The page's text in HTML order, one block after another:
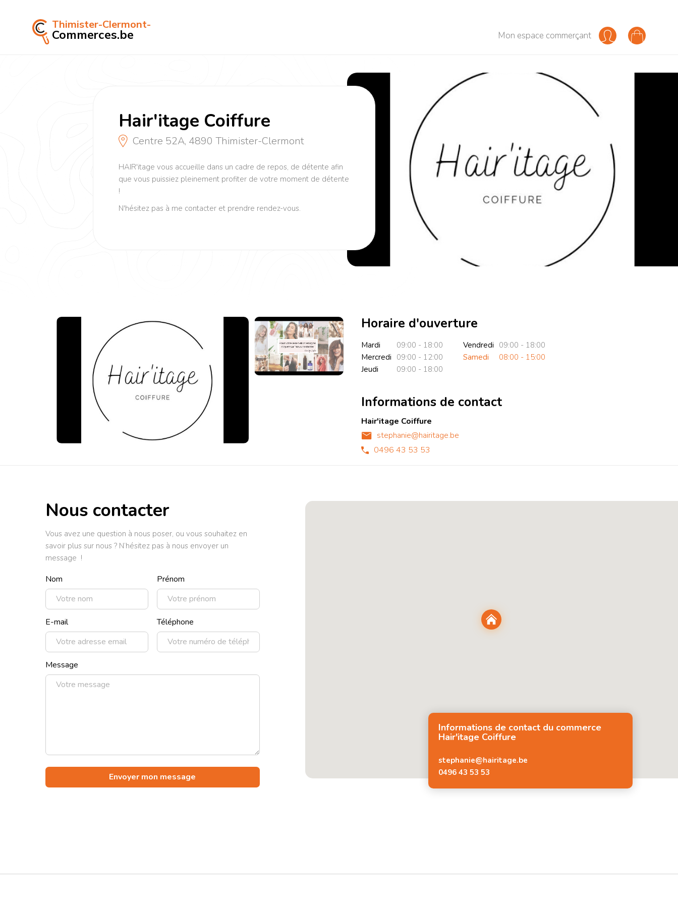
Thimister-Clermont-
Commerces.be Mon espace commerçant
Hair'itage Coiffure
Centre 52A, 4890 Thimister-Clermont
HAIR'itage vous accueille dans un cadre de repos, de détente afin
que vous puissiez pleinement profiter de votre moment de détente
!
N'hésitez pas à me contacter et prendre rendez-vous.
Horaire d'ouverture
Mardi
09:00 - 18:00
Mercredi 09:00 - 12:00
Jeudi
09:00 - 18:00
Vendredi 09:00 - 18:00
Samedi
08:00 - 15:00
Informations de contact
Hair'itage Coiffure
stephanie@hairitage.be
0496 43 53 53
Nous contacter
Vous avez une question à nous poser, ou vous souhaitez en
savoir plus sur nous ? N’hésitez pas à nous envoyer un
message !
Nom Prénom
E-mail Téléphone
Message
Informations de contact du commerce
Hair'itage Coiffure
stephanie@hairitage.be
0496 43 53 53